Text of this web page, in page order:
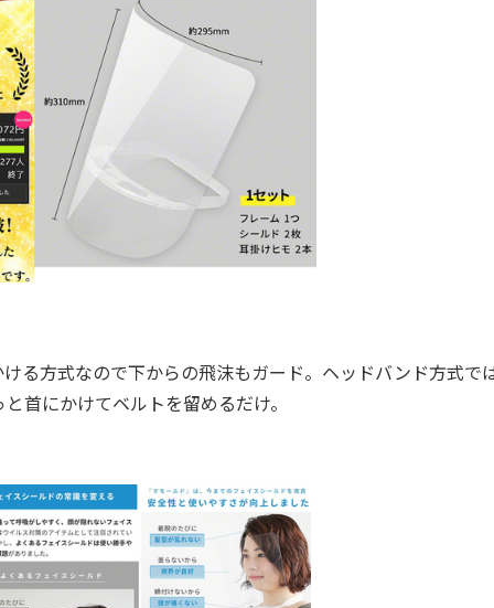
方式なので下からの飛沫もガード。ヘッドバンド方式で
首にかけてベルトを留めるだけ。